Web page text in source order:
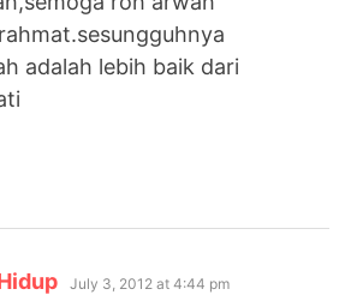
adalah lebih baik dari
says:
July 3, 2012 at 4:44 pm